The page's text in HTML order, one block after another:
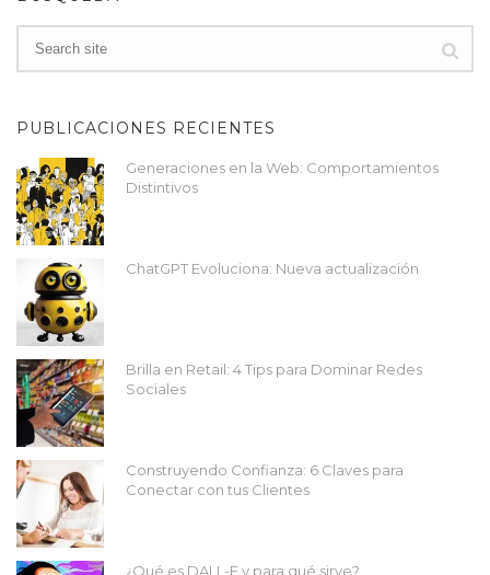
PUBLICACIONES RECIENTES
Generaciones en la Web: Comportamientos
Distintivos
ChatGPT Evoluciona: Nueva actualización
Brilla en Retail: 4 Tips para Dominar Redes
Sociales
Construyendo Confianza: 6 Claves para
Conectar con tus Clientes
¿Qué es DALL-E y para qué sirve?